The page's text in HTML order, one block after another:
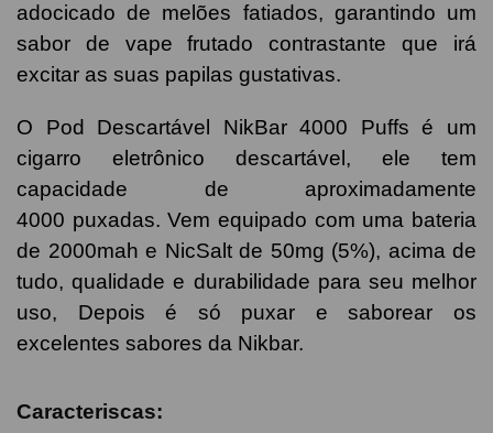
adocicado de melões fatiados, garantindo um
sabor de vape frutado contrastante que irá
excitar as suas papilas gustativas.
O Pod Descartável NikBar 4000 Puffs é um
cigarro eletrônico descartável, ele tem
capacidade de aproximadamente
4000 puxadas. Vem equipado com uma bateria
de 2000mah e NicSalt de 50mg (5%), acima de
tudo, qualidade e durabilidade para seu melhor
uso, Depois é só puxar e saborear os
excelentes sabores da Nikbar.
Caracteriscas: